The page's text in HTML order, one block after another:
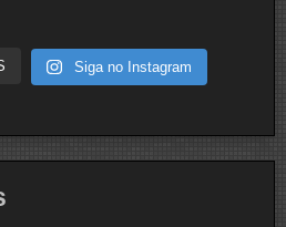
Siga no Instagram